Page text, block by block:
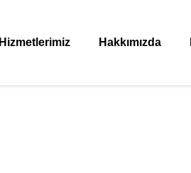
Hizmetlerimiz Hakkımızda